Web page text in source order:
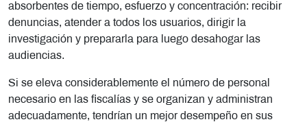
absorbentes de tiempo, esfuerzo y concentración: recibir
denuncias, atender a todos los usuarios, dirigir la
investigación y prepararla para luego desahogar las
audiencias.
Si se eleva considerablemente el número de personal
necesario en las fiscalías y se organizan y administran
adecuadamente, tendrían un mejor desempeño en sus